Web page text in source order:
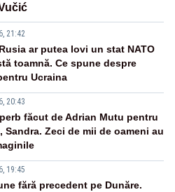
21:42
ar putea lovi un stat NATO
toamnă. Ce spune despre
Ucraina
20:43
făcut de Adrian Mutu pentru
Sandra. Zeci de mii de oameni au
19:45
fără precedent pe Dunăre.